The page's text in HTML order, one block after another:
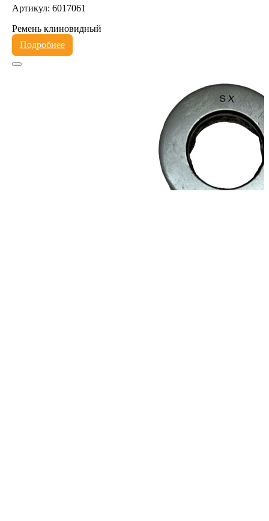
Артикул: 6017061
Ремень клиновидный
Подробнее